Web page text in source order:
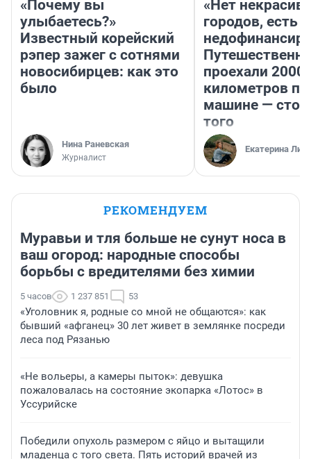
«Почему вы
улыбаетесь?»
Известный корейский
рэпер зажег с сотнями
новосибирцев: как это
было
Нина Раневская
Журналист
«Нет
городов, есть
проехали 2000
километров по
машине —
того
Екатерина
РЕКОМЕНДУЕМ
Муравьи и тля больше не сунут носа в
ваш огород: народные способы
борьбы с вредителями без химии
5 часов 1 237 851 53
«Уголовник я, родные со мной не общаются»: как
бывший «афганец» 30 лет живет в землянке посреди
леса под Рязанью
«Не вольеры, а камеры пыток»: девушка
пожаловалась на состояние экопарка «Лотос» в
Уссурийске
Победили опухоль размером с яйцо и вытащили
младенца с того света. Пять историй врачей из